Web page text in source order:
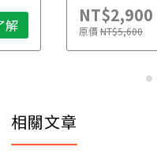
解 NT$2,900
原價NT$5,600
相關文章